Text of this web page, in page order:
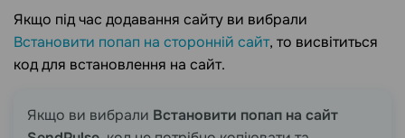
Якщо під час додавання сайту ви вибрали
Встановити попап на сторонній сайт, то висвітиться
код для встановлення на сайт.
Якщо ви вибрали Встановити попап на сайт